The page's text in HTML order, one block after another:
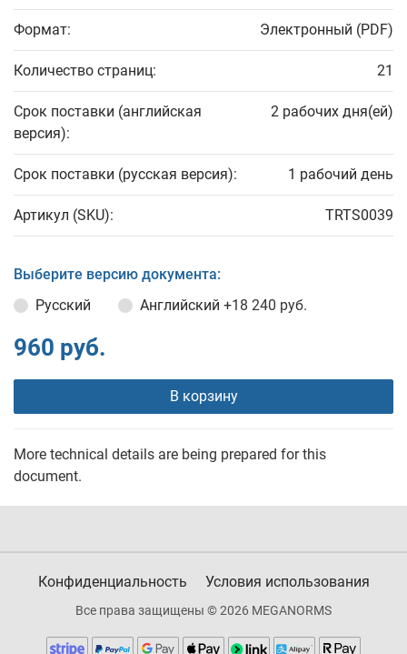
Формат: Электронный (PDF)
Количество страниц: 21
Срок поставки (английская
версия):
2 рабочих дня(ей)
Срок поставки (русская версия): 1 рабочий день
Артикул (SKU): TRTS0039
Выберите версию документа:
Русский
Английский +18 240 руб.
960 руб.
В корзину
More technical details are being prepared for this
document.
Конфиденциальность Условия использования
Все права защищены © 2026 MEGANORMS